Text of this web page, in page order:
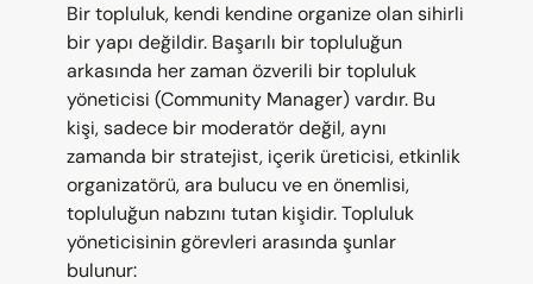
Bir topluluk, kendi kendine organize olan sihirli
bir yapı değildir. Başarılı bir topluluğun
arkasında her zaman özverili bir topluluk
yöneticisi (Community Manager) vardır. Bu
kişi, sadece bir moderatör değil, aynı
zamanda bir stratejist, içerik üreticisi, etkinlik
organizatörü, ara bulucu ve en önemlisi,
topluluğun nabzını tutan kişidir. Topluluk
yöneticisinin görevleri arasında şunlar
bulunur: